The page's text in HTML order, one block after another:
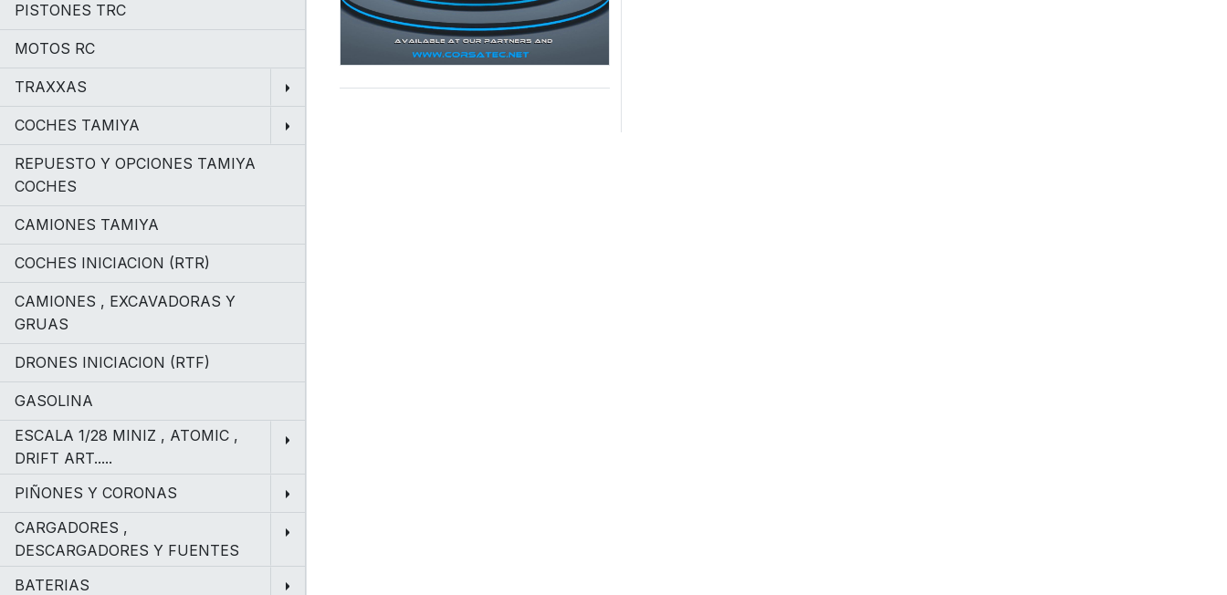
PISTONES TRC
MOTOS RC
TRAXXAS
COCHES TAMIYA
REPUESTO Y OPCIONES TAMIYA
COCHES
CAMIONES TAMIYA
COCHES INICIACION (RTR)
CAMIONES , EXCAVADORAS Y
GRUAS
DRONES INICIACION (RTF)
GASOLINA
ESCALA 1/28 MINIZ , ATOMIC ,
DRIFT ART.....
PIÑONES Y CORONAS
CARGADORES ,
DESCARGADORES Y FUENTES
BATERIAS